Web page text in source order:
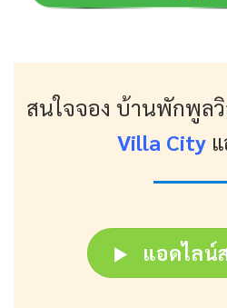
สนใจจอง บ้านพักพูล
Villa City
แอดไลน์